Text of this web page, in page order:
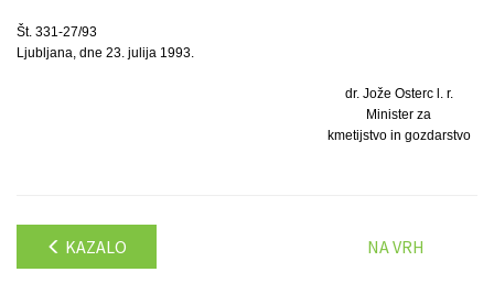
Št. 331-27/93
Ljubljana, dne 23. julija 1993.
dr. Jože Osterc l. r.
Minister za
kmetijstvo in gozdarstvo
KAZALO NA VRH